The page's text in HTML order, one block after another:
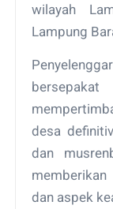
wilayah
Lampung
desa
dan
dan aspek